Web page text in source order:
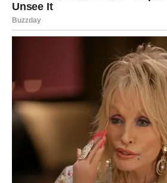
Jednim klikom preuzmi
receptima!